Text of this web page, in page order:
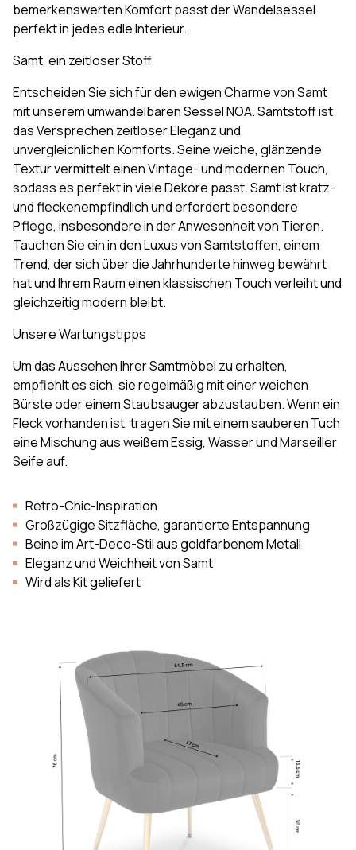
bemerkenswerten Komfort passt der Wandelsessel
perfekt in jedes edle Interieur.
Samt, ein zeitloser Stoff
Entscheiden Sie sich für den ewigen Charme von Samt
mit unserem umwandelbaren Sessel NOA. Samtstoff ist
das Versprechen zeitloser Eleganz und
unvergleichlichen Komforts. Seine weiche, glänzende
Textur vermittelt einen Vintage- und modernen Touch,
sodass es perfekt in viele Dekore passt. Samt ist kratz-
und fleckenempfindlich und erfordert besondere
Pflege, insbesondere in der Anwesenheit von Tieren.
Tauchen Sie ein in den Luxus von Samtstoffen, einem
Trend, der sich über die Jahrhunderte hinweg bewährt
hat und Ihrem Raum einen klassischen Touch verleiht und
gleichzeitig modern bleibt.
Unsere Wartungstipps
Um das Aussehen Ihrer Samtmöbel zu erhalten,
empfiehlt es sich, sie regelmäßig mit einer weichen
Bürste oder einem Staubsauger abzustauben. Wenn ein
Fleck vorhanden ist, tragen Sie mit einem sauberen Tuch
eine Mischung aus weißem Essig, Wasser und Marseiller
Seife auf.
Retro-Chic-Inspiration
Großzügige Sitzfläche, garantierte Entspannung
Beine im Art-Deco-Stil aus goldfarbenem Metall
Eleganz und Weichheit von Samt
Wird als Kit geliefert